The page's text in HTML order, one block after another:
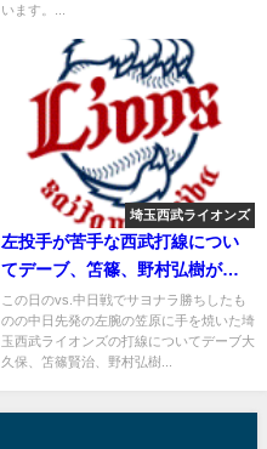
います。...
埼玉西武ライオンズ
左投手が苦手な西武打線につい
てデーブ、笘篠、野村弘樹が分
析 2018年6月15日
この日のvs.中日戦でサヨナラ勝ちしたも
のの中日先発の左腕の笠原に手を焼いた埼
玉西武ライオンズの打線についてデーブ大
久保、笘篠賢治、野村弘樹...